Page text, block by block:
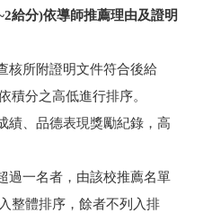
給分)依導師推薦理由及證明
核所附證明文件符合後給
積分之高低進行排序。
績、品德表現獎勵紀錄，高
過一名者，由該校推薦名單
整體排序，餘者不列入排